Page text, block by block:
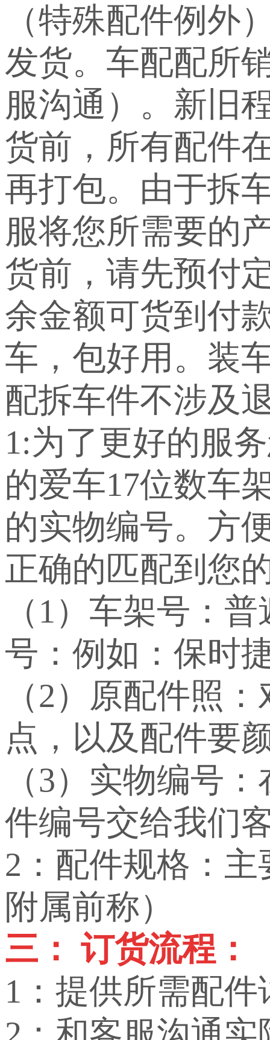
（特殊配件例外
发货。车配配所
服沟通）。新旧
货前，所有配件
再打包。由于拆
服将您所需要的
货前，请先预付
余金额可货到付
车，包好用。装
配拆车件不涉及
1:为了更好的服
的爱车17位数车
的实物编号。方
正确的匹配到您
（1）车架号：
号：例如：保时
（2）原配件照
点，以及配件要
（3）实物编号
件编号交给我们
2：配件规格：
附属前称）
三： 订货流程：
1：提供所需配